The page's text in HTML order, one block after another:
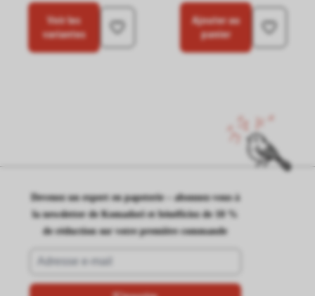
Voir les
variantes
Ajouter au
panier
Devenez un expert en papeterie – abonnez-vous à
la newsletter de Komadori et bénéficiez de 10 %
de réduction sur votre première commande